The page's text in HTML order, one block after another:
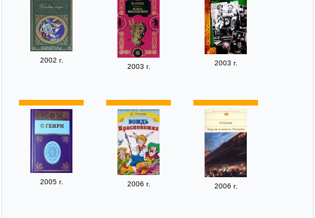
2002 г.
2003 г.
2003 г.
2005 г. 2006 г. 2006 г.